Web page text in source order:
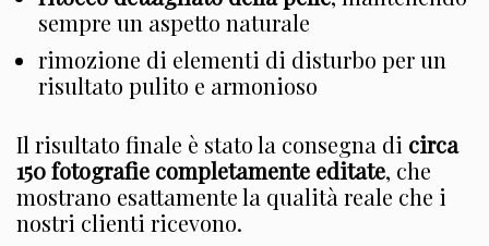
sempre un aspetto naturale
rimozione di elementi di disturbo per un
risultato pulito e armonioso
Il risultato finale è stato la consegna di circa
150 fotografie completamente editate, che
mostrano esattamente la qualità reale che i
nostri clienti ricevono.